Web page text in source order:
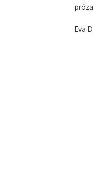
Eva